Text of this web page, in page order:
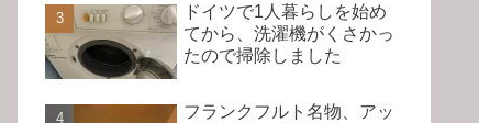
ドイツで1人暮らしを始め
てから、洗濯機がくさかっ
たので掃除しました
フランクフルト名物、アッ